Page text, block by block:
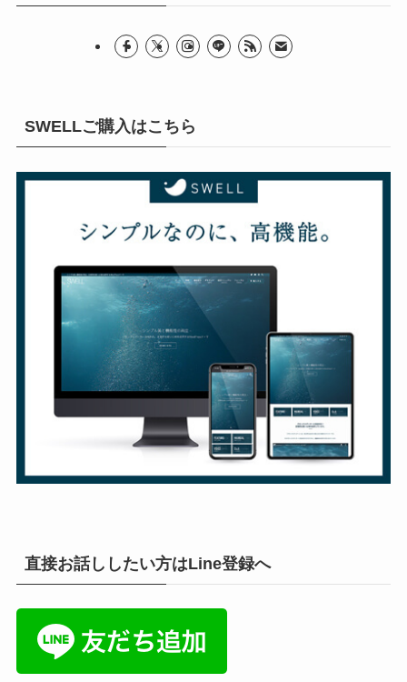
SWELLご購入はこちら
直接お話ししたい方はLine登録へ